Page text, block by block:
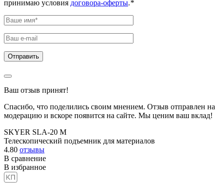
принимаю условия договора-оферты.*
Ваш отзыв принят!
Спасибо, что поделились своим мнением. Отзыв отправлен на
модерацию и вскоре появится на сайте. Мы ценим ваш вклад!
SKYER SLA-20 M
Телескопический подъемник для материалов
4.80 отзывы
В сравнение
В избранное